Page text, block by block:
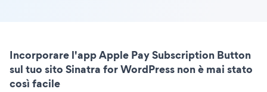
Incorporare l'app Apple Pay Subscription Button
sul tuo sito Sinatra for WordPress non è mai stato
così facile